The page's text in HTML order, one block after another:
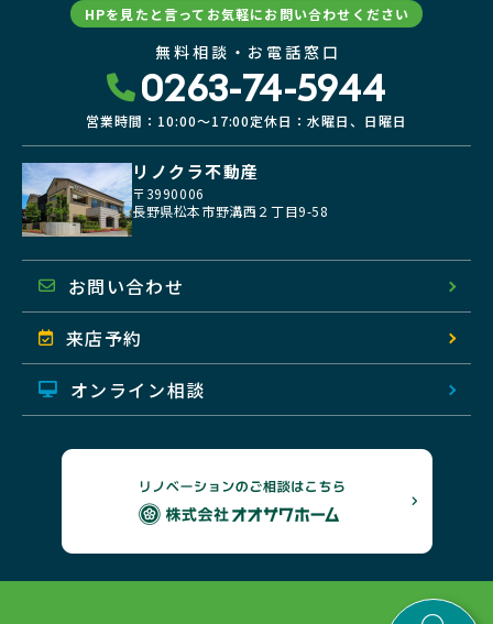
HPを見たと言ってお気軽にお問い合わせください
無料相談・お電話窓口
0263-74-5944
営業時間：10:00〜17:00定休日：水曜日、日曜日
リノクラ不動産
〒3990006
長野県松本市野溝西２丁目9-58
お問い合わせ
来店予約
オンライン相談